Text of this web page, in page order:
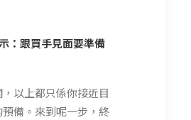
：跟買手見面要準備
以上都只係你接近目
備。來到呢一步，終